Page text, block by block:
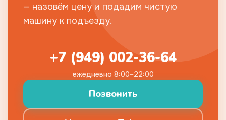
— назовём цену и подадим чистую
машину к подъезду.
+7 (949) 002-36-64
ежедневно 8:00–22:00
Позвонить